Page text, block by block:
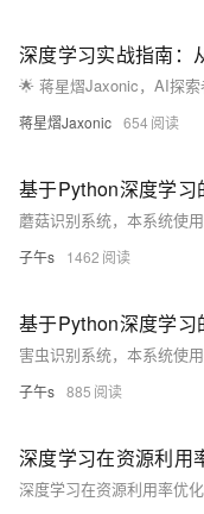
蒋星熠Jaxonic 654
子午s 1462
子午s 885
深度学习在资源利用
深度学习在资源利用率优